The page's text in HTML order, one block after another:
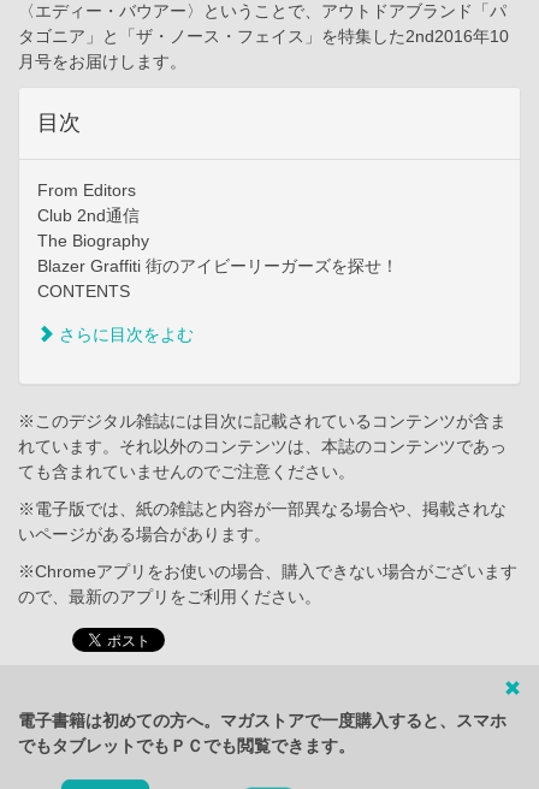
〈エディー・バウアー〉ということで、アウトドアブランド「パ
タゴニア」と「ザ・ノース・フェイス」を特集した2nd2016年10
月号をお届けします。
目次
From Editors
Club 2nd通信
The Biography
Blazer Graffiti 街のアイビーリーガーズを探せ！
CONTENTS
さらに目次をよむ
※このデジタル雑誌には目次に記載されているコンテンツが含ま
れています。それ以外のコンテンツは、本誌のコンテンツであっ
ても含まれていませんのでご注意ください。
※電子版では、紙の雑誌と内容が一部異なる場合や、掲載されな
いページがある場合があります。
※Chromeアプリをお使いの場合、購入できない場合がございます
ので、最新のアプリをご利用ください。
電子書籍は初めての方へ。マガストアで一度購入すると、スマホ
でもタブレットでもＰＣでも閲覧できます。